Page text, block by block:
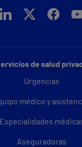
de salud
Urgencias
médico y
Especialidades
Aseguradoras